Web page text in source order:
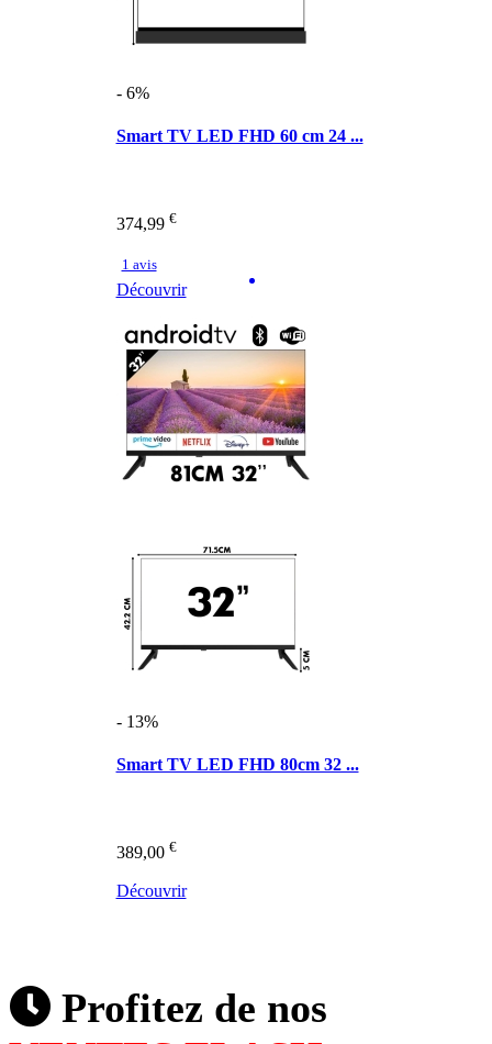
- 6%
Smart TV LED FHD 60 cm 24 ...
374,99 €
1 avis
Découvrir
- 13%
Smart TV LED FHD 80cm 32 ...
389,00 €
Découvrir
Profitez de nos